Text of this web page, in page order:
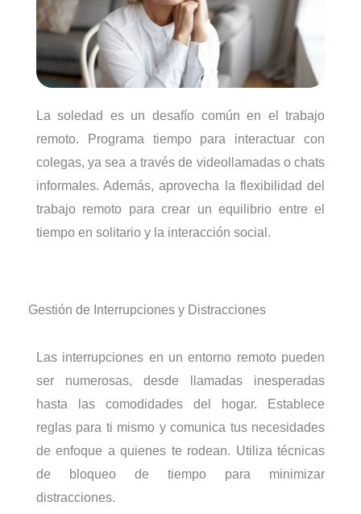
La soledad es un desafío común en el trabajo
remoto. Programa tiempo para interactuar con
colegas, ya sea a través de videollamadas o chats
informales. Además, aprovecha la flexibilidad del
trabajo remoto para crear un equilibrio entre el
tiempo en solitario y la interacción social.
Gestión de Interrupciones y Distracciones
Las interrupciones en un entorno remoto pueden
ser numerosas, desde llamadas inesperadas
hasta las comodidades del hogar. Establece
reglas para ti mismo y comunica tus necesidades
de enfoque a quienes te rodean. Utiliza técnicas
de bloqueo de tiempo para minimizar
distracciones.